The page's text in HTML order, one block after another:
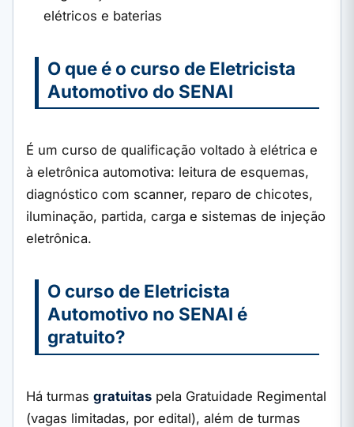
elétricos e baterias
O que é o curso de Eletricista
Automotivo do SENAI
É um curso de qualificação voltado à elétrica e
à eletrônica automotiva: leitura de esquemas,
diagnóstico com scanner, reparo de chicotes,
iluminação, partida, carga e sistemas de injeção
eletrônica.
O curso de Eletricista
Automotivo no SENAI é
gratuito?
Há turmas gratuitas pela Gratuidade Regimental
(vagas limitadas, por edital), além de turmas